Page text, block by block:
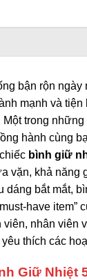
bận rộn ngày
mạnh và
trong những
hành cùng
bình giữ
vặn, khả năng
dáng bắt mắt,
have item”
viên, nhân viên
thích các
Giữ Nhiệt